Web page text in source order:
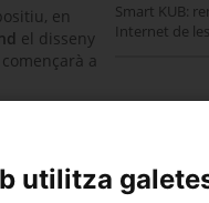
Smart KUB:
Internet de
en
el disseny
a
producte, i
utilitza